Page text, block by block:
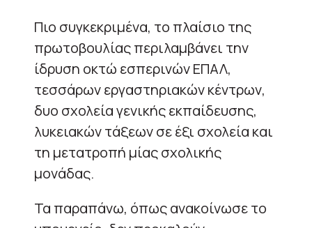
Πιο συγκεκριμένα, το πλαίσιο της
πρωτοβουλίας περιλαμβάνει την
ίδρυση οκτώ εσπερινών ΕΠΑΛ,
τεσσάρων εργαστηριακών κέντρων,
δυο σχολεία γενικής εκπαίδευσης,
λυκειακών τάξεων σε έξι σχολεία και
τη μετατροπή μίας σχολικής
μονάδας.
Τα παραπάνω, όπως ανακοίνωσε το